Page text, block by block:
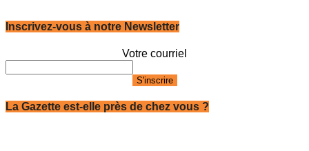
Inscrivez-vous à notre Newsletter
Votre courriel
La Gazette est-elle près de chez vous ?